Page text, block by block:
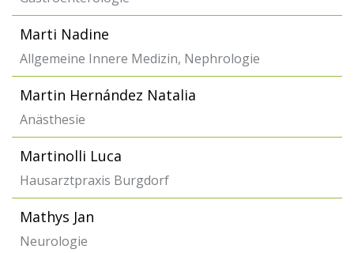
Marti Nadine
Allgemeine Innere Medizin, Nephrologie
Martin Hernández Natalia
Anästhesie
Martinolli Luca
Hausarztpraxis Burgdorf
Mathys Jan
Neurologie